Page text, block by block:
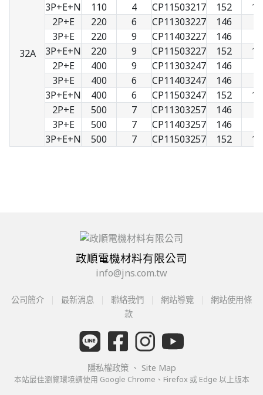
32A
3P+E+N
110 4 CP11503217 152
2P+E
220 6 CP11303227 146
3P+E
220 9 CP11403227 146
3P+E+N
220 9 CP11503227 152
2P+E
400 9 CP11303247 146
3P+E
400 6 CP11403247 146
3P+E+N
400 6 CP11503247 152
2P+E
500 7 CP11303257 146
3P+E
500 7 CP11403257 146
3P+E+N
500 7 CP11503257 152
政順電機材料有限公司
info@jns.com.tw
公司簡介 最新消息 聯絡我們 網站導覽
網站使用條
款
隱私權政策 、 Site Map
本站最佳瀏覽環境請使用 Google Chrome、Firefox 或 Edge 以上版本